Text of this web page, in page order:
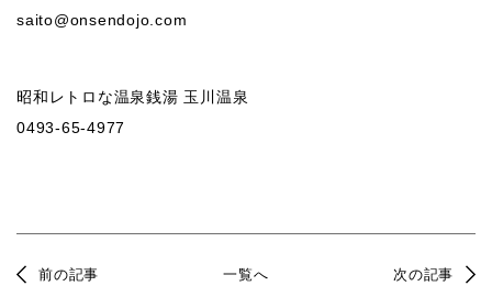
saito@onsendojo.com
昭和レトロな温泉銭湯 玉川温泉
0493-65-4977
前の記事 一覧へ 次の記事